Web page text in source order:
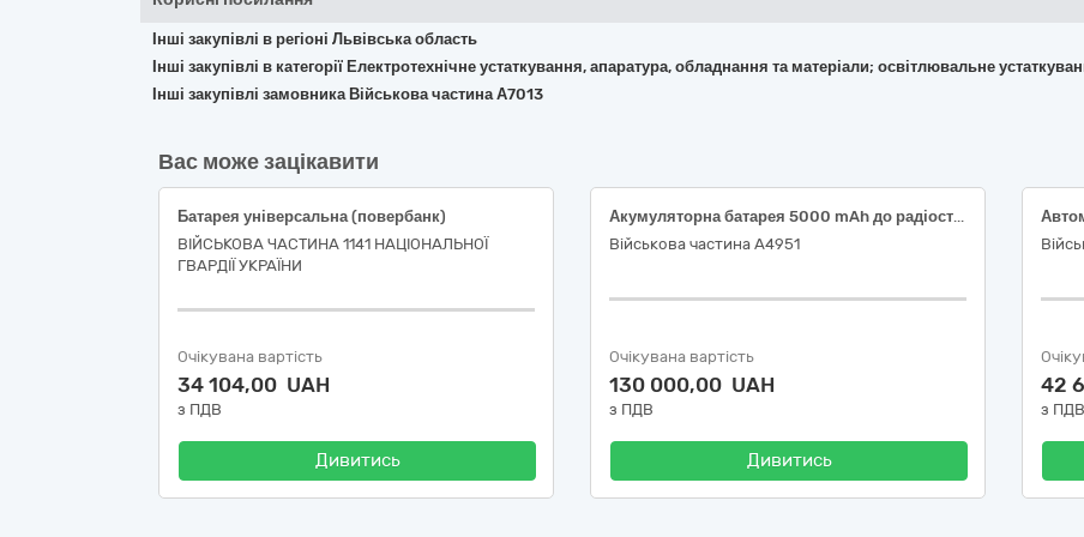
Інші закупівлі в регіоні Львівська область
Інші закупівлі в категорії Електротехнічне устаткування, апаратура, обладнання та матеріали; освітлювальне
Інші закупівлі замовника Військова частина А7013
Вас може зацікавити
Батарея універсальна (повербанк)
ВІЙСЬКОВА ЧАСТИНА 1141 НАЦІОНАЛЬНОЇ
ГВАРДІЇ УКРАЇНИ
Очікувана вартість
34 104,00 UAH
з ПДВ
Дивитись
Акумуляторна батарея 5000 mAh до радіостанцій Motorola R7 R7A з Type-c роз’ємом для зарядки
Військова частина А4951
Очікувана вартість
130 000,00 UAH
з ПДВ
Дивитись
42
з ПДВ